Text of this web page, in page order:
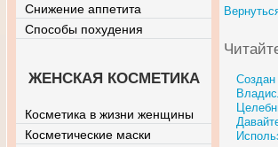
Снижение аппетита
Способы похудения
ЖЕНСКАЯ КОСМЕТИКА
Косметика в жизни женщины
Косметические маски